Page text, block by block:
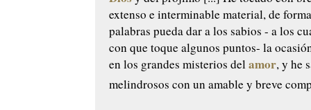
extenso e interminable material, de
palabras pueda dar a los sabios - a los
con que toque algunos puntos- la
en los grandes misterios delamor, y he
melindrosos con un amable y breve